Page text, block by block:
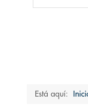
Está aquí: